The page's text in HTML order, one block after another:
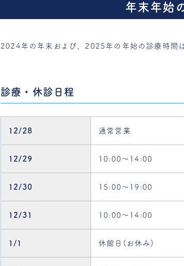
年末年始
2024年の年末および、2025年の年始の診療時間
診療・休診日程
12/28 通常営業
12/29 10:00〜14:00
12/30 15:00〜19:00
12/31 10:00〜14:00
1/1 休館日(お休み)